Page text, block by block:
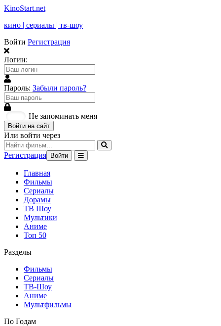
KinoStart.net
кино | сериалы | тв-шоу
Войти Регистрация
Логин:
Пароль: Забыли пароль?
Не запоминать меня
Войти на сайт
Или войти через
Регистрация Войти
Главная
Фильмы
Сериалы
Дорамы
ТВ Шоу
Мультики
Аниме
Топ 50
Разделы
Фильмы
Сериалы
ТВ-Шоу
Аниме
Мультфильмы
По Годам